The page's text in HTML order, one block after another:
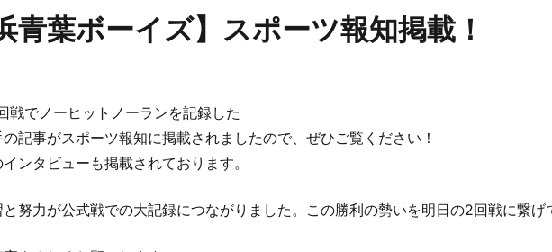
青葉ボーイズ】スポーツ報知掲載！
戦でノーヒットノーランを記録した
記事がスポーツ報知に掲載されましたので、ぜひご覧ください！
ンタビューも掲載されております。
努力が公式戦での大記録につながりました。この勝利の勢いを明日の2回戦に繋げ